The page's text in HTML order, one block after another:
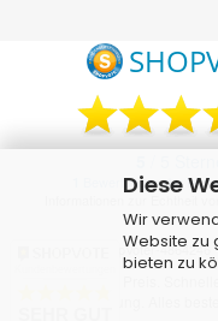
Diese
Wir
Website zu
bieten zu